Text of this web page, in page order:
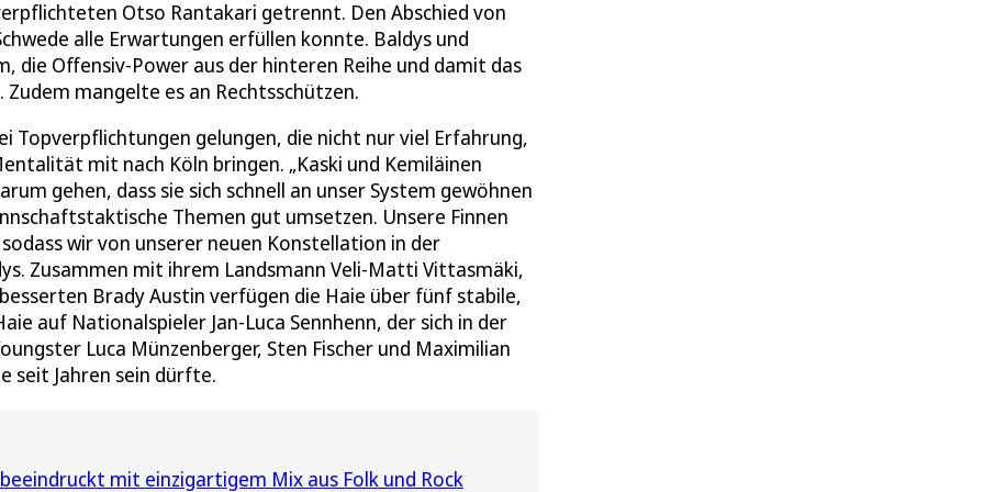
Otso Rantakari getrennt. Den Abschied von
alle Erwartungen erfüllen konnte. Baldys und
die Offensiv-Power aus der hinteren Reihe und damit das
mangelte es an Rechtsschützen.
Topverpflichtungen gelungen, die nicht nur viel Erfahrung,
mit nach Köln bringen. „Kaski und Kemiläinen
gehen, dass sie sich schnell an unser System gewöhnen
Themen gut umsetzen. Unsere Finnen
wir von unserer neuen Konstellation in der
Zusammen mit ihrem Landsmann Veli-Matti Vittasmäki,
Brady Austin verfügen die Haie über fünf stabile,
auf Nationalspieler Jan-Luca Sennhenn, der sich in der
Luca Münzenberger, Sten Fischer und Maximilian
seit Jahren sein dürfte.
mit einzigartigem Mix aus Folk und Rock